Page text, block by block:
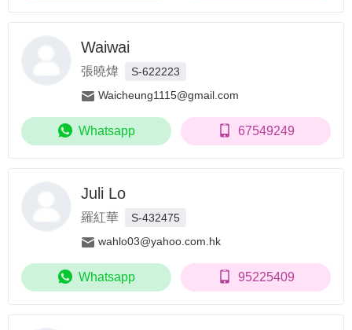
Waiwai
張曉煒
S-622223
Waicheung1115@gmail.com
Whatsapp 67549249
Juli Lo
羅紅華
S-432475
wahlo03@yahoo.com.hk
Whatsapp 95225409